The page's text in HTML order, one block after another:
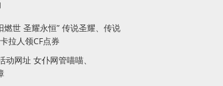
燃世 圣耀永恒” 传说圣耀、传说
拉人领CF点券
动网址 女仆网管喵喵、